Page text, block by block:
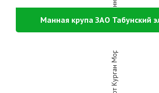
Манная крупа ЗАО Табунский